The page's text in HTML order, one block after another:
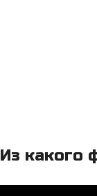
Из какого